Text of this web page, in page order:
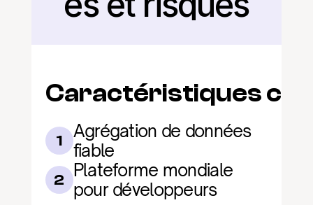
Caractéristiques
1
Agrégation de données
fiable
2 Plateforme mondiale
pour développeurs